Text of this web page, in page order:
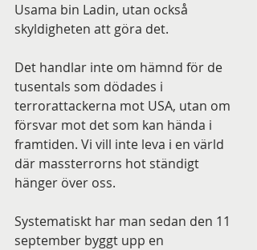
Usama bin Ladin, utan också
skyldigheten att göra det.
Det handlar inte om hämnd för de
tusentals som dödades i
terrorattackerna mot USA, utan om
försvar mot det som kan hända i
framtiden. Vi vill inte leva i en värld
där massterrorns hot ständigt
hänger över oss.
Systematiskt har man sedan den 11
september byggt upp en